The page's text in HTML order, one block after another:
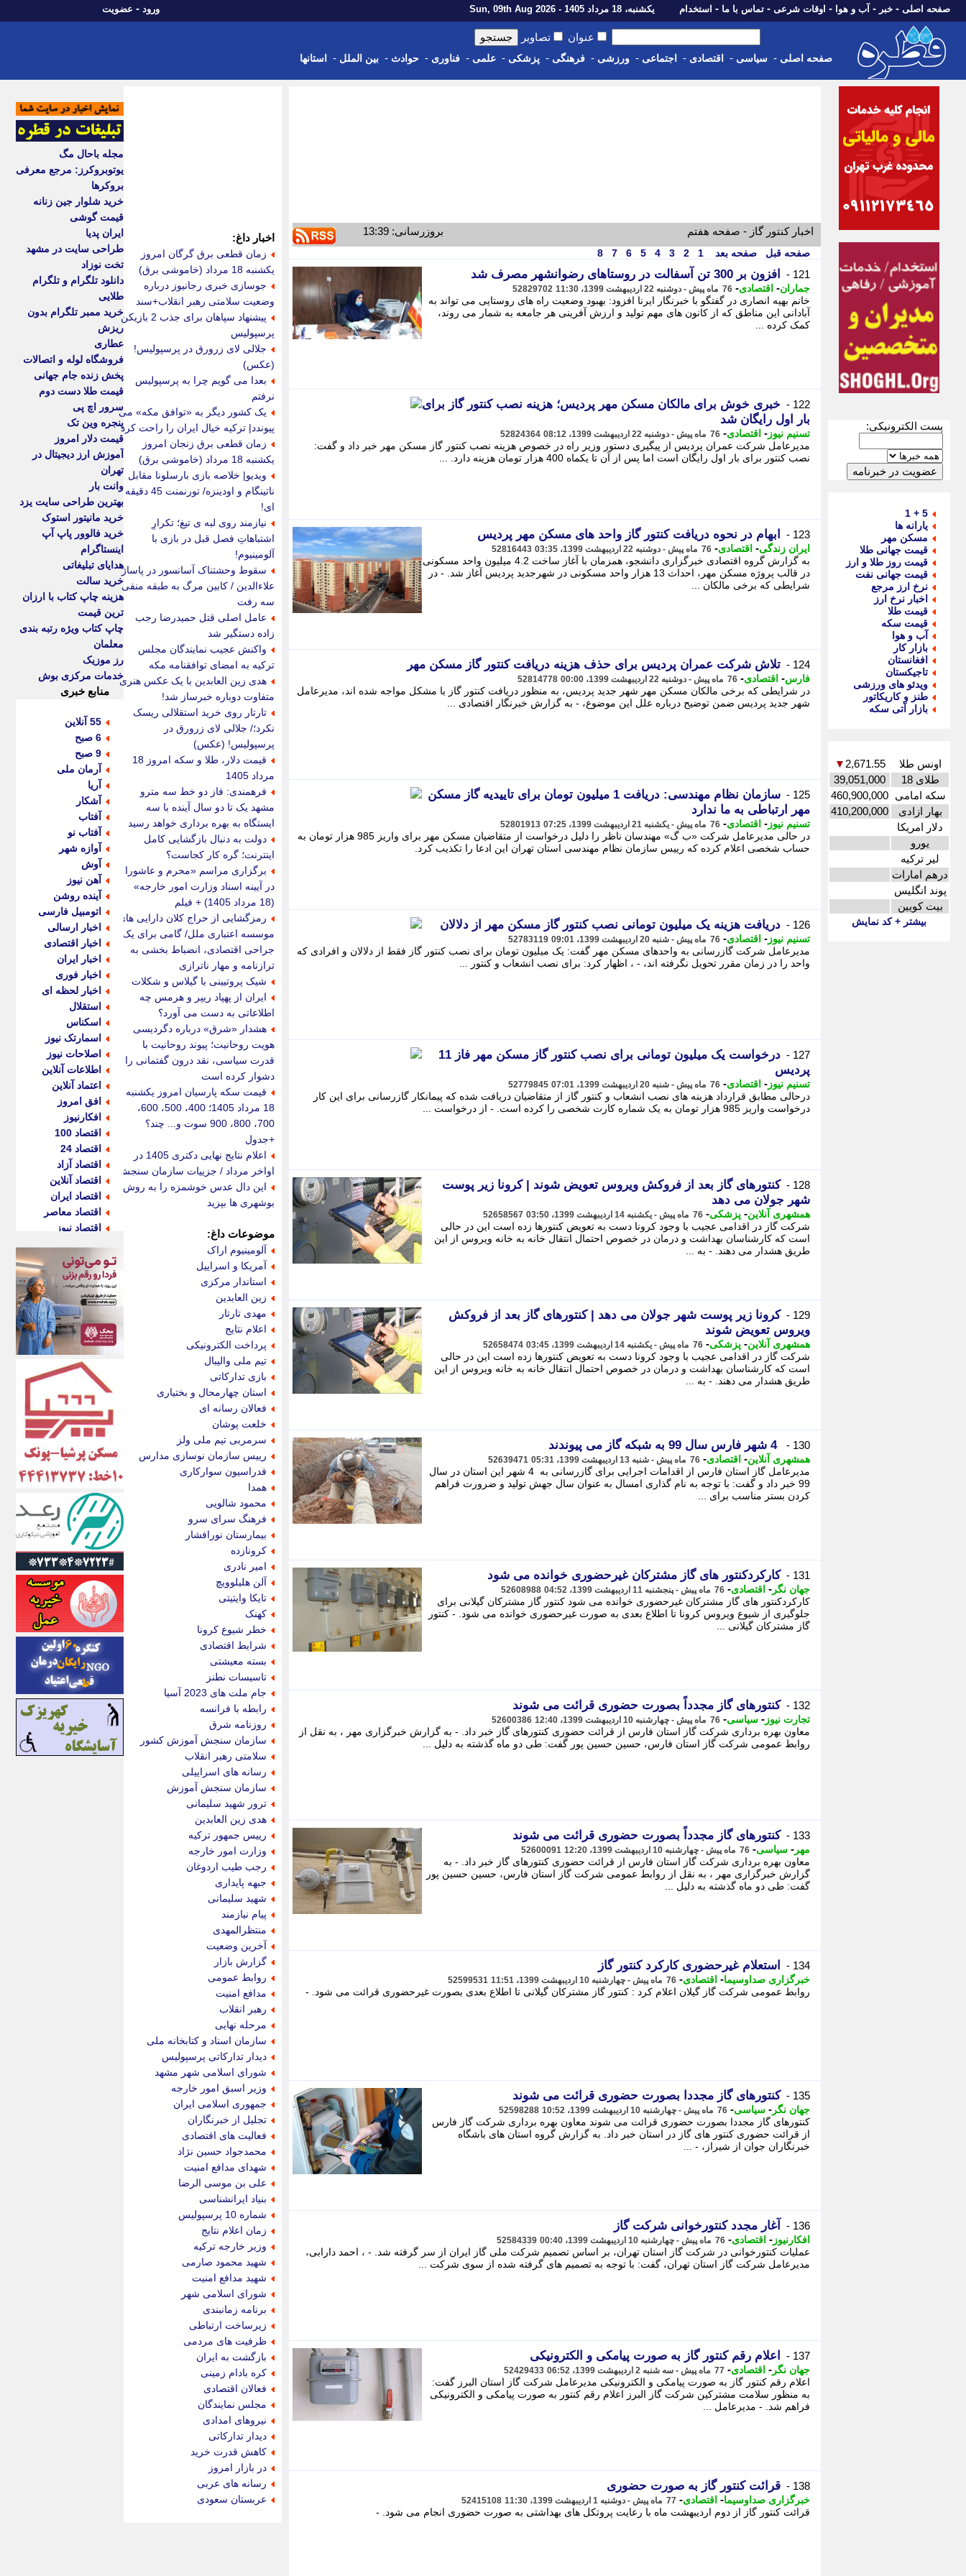
صفحه اصلی - خبر - آب و هوا - اوقات شرعی - تماس با ما - استخدام یکشنبه، 18 مرداد 1405 - Sun, 09th Aug 2026 ورود - عضویت
عنوان تصاویر
صفحه اصلی - سیاسی - اقتصادی - اجتماعی - ورزشی - فرهنگی - پزشکی - علمی - فناوری - حوادث - بین الملل - استانها
پست الکترونیکی:
5 + 1
یارانه ها
مسکن مهر
قیمت جهانی طلا
قیمت روز طلا و ارز
قیمت جهانی نفت
نرخ ارز مرجع
اخبار نرخ ارز
قیمت طلا
قیمت سکه
آب و هوا
بازار کار
افغانستان
تاجیکستان
ویدئو های ورزشی
طنز و کاریکاتور
بازار آتی سکه
اونس طلا 2,671.55
▼
طلای 18
39,051,000
سکه امامی 460,900,000
بهار ازادی
410,200,000
دلار امریکا
یورو
لیر ترکیه
درهم امارات
پوند انگلیس
بیت کویین
بیشتر + کد نمایش
اخبار کنتور گاز - صفحه هفتم بروزرسانی: 13:39
صفحه قبل صفحه بعد 1
2
3
4
5
6
7
8
121 - افزون بر 300 تن آسفالت در روستاهای رضوانشهر مصرف شد
جماران- اقتصادی- 76 ماه پیش - دوشنبه 22 اردیبهشت 1399، 11:30 52829702
خانم بهیه انصاری در گفتگو با خبرنگار ایرنا افزود: بهبود وضعیت راه های روستایی می تواند به
آبادانی این مناطق که از کانون های مهم تولید و ارزش آفرینی هر جامعه به شمار می روند،
کمک کرده ...
122 -
خبری خوش برای مالکان مسکن مهر پردیس؛ هزینه نصب کنتور گاز برای
بار اول رایگان شد
تسنیم نیوز - اقتصادی- 76 ماه پیش - دوشنبه 22 اردیبهشت 1399، 08:12 52824364
مدیرعامل شرکت عمران پردیس از پیگیری دستور وزیر راه در خصوص هزینه نصب کنتور گاز مسکن مهر خبر داد و گفت:
نصب کنتور برای بار اول رایگان است اما پس از آن تا یکماه 400 هزار تومان هزینه دارد. ...
123 - ابهام در نحوه دریافت کنتور گاز واحد های مسکن مهر پردیس
ایران زندگی- اقتصادی- 76 ماه پیش - دوشنبه 22 اردیبهشت 1399، 03:35 52816443
به گزارش گروه اقتصادی خبرگزاری دانشجو، همزمان با آغاز ساخت 4.2 میلیون واحد مسکونی
در قالب پروژه مسکن مهر، احداث 13 هزار واحد مسکونی در شهرجدید پردیس آغاز شد. - در
شرایطی که برخی مالکان ...
124 - تلاش شرکت عمران پردیس برای حذف هزینه دریافت کنتور گاز مسکن مهر
فارس- اقتصادی- 76 ماه پیش - دوشنبه 22 اردیبهشت 1399، 00:00 52814778
در شرایطی که برخی مالکان مسکن مهر شهر جدید پردیس، به منظور دریافت کنتور گاز با مشکل مواجه شده اند، مدیرعامل
شهر جدید پردیس ضمن توضیح درباره علل این موضوع، - به گزارش خبرنگار اقتصادی ...
125 -
سازمان نظام مهندسی: دریافت 1 میلیون تومان برای تاییدیه گاز مسکن
مهر ارتباطی به ما ندارد
تسنیم نیوز - اقتصادی- 76 ماه پیش - یکشنبه 21 اردیبهشت 1399، 07:25 52801913
در حالی مدیرعامل شرکت «ب گ» مهندسان ناظر را دلیل درخواست از متقاضیان مسکن مهر برای واریز 985 هزار تومان به
حساب شخصی اعلام کرده که رییس سازمان نظام مهندسی استان تهران این ادعا را تکذیب کرد.
126 - دریافت هزینه یک میلیون تومانی نصب کنتور گاز مسکن مهر از دلالان
تسنیم نیوز - اقتصادی- 76 ماه پیش - شنبه 20 اردیبهشت 1399، 09:01 52783119
مدیرعامل شرکت گازرسانی به واحدهای مسکن مهر گفت: یک میلیون تومان برای نصب کنتور گاز فقط از دلالان و افرادی که
واحد را در زمان مقرر تحویل نگرفته اند، - ، اظهار کرد: برای نصب انشعاب و کنتور ...
127 -
درخواست یک میلیون تومانی برای نصب کنتور گاز مسکن مهر فاز 11
پردیس
تسنیم نیوز - اقتصادی- 76 ماه پیش - شنبه 20 اردیبهشت 1399، 07:01 52779845
درحالی مطابق قرارداد هزینه های نصب انشعاب و کنتور گاز از متقاضیان دریافت شده که پیمانکار گازرسانی برای این کار
درخواست واریز 985 هزار تومان به یک شماره کارت شخصی را کرده است. - از درخواست ...
128 -
کنتورهای گاز بعد از فروکش ویروس تعویض شوند | کرونا زیر پوست
شهر جولان می دهد
همشهری آنلاین- پزشکی- 76 ماه پیش - یکشنبه 14 اردیبهشت 1399، 03:50 52658567
شرکت گاز در اقدامی عجیب با وجود کرونا دست به تعویض کنتورها زده است این در حالی
است که کارشناسان بهداشت و درمان در خصوص احتمال انتقال خانه به خانه ویروس از این
طریق هشدار می دهند. - به ...
129 -
کرونا زیر پوست شهر جولان می دهد | کنتورهای گاز بعد از فروکش
ویروس تعویض شوند
همشهری آنلاین- پزشکی- 76 ماه پیش - یکشنبه 14 اردیبهشت 1399، 03:45 52658474
شرکت گاز در اقدامی عجیب با وجود کرونا دست به تعویض کنتورها زده است این در حالی
است که کارشناسان بهداشت و درمان در خصوص احتمال انتقال خانه به خانه ویروس از این
طریق هشدار می دهند. - به ...
130 - 4 شهر فارس سال 99 به شبکه گاز می پیوندند
همشهری آنلاین- اقتصادی- 76 ماه پیش - شنبه 13 اردیبهشت 1399، 05:31 52639471
مدیرعامل گاز استان فارس از اقدامات اجرایی برای گازرسانی به 4 شهر این استان در سال
99 خبر داد و گفت: با توجه به نام گذاری امسال به عنوان سال جهش تولید و ضرورت فراهم
کردن بستر مناسب برای ...
131 - کارکردکنتور های گاز مشترکان غیرحضوری خوانده می شود
جهان نگر - اقتصادی- 76 ماه پیش - پنجشنبه 11 اردیبهشت 1399، 04:52 52608988
کارکردکنتور های گاز مشترکان غیرحضوری خوانده می شود کنتور گاز مشترکان گیلانی برای
جلوگیری از شیوع ویروس کرونا تا اطلاع بعدی به صورت غیرحضوری خوانده می شود. - کنتور
گاز مشترکان گیلانی ...
132 - کنتورهای گاز مجدداً بصورت حضوری قرائت می شوند
تجارت نیوز - سیاسی- 76 ماه پیش - چهارشنبه 10 اردیبهشت 1399، 12:40 52600386
معاون بهره برداری شرکت گاز استان فارس از قرائت حضوری کنتورهای گاز خبر داد. - به گزارش خبرگزاری مهر ، به نقل از
روابط عمومی شرکت گاز استان فارس، حسین حسین پور گفت: طی دو ماه گذشته به دلیل ...
133 - کنتورهای گاز مجدداً بصورت حضوری قرائت می شوند
مهر - سیاسی- 76 ماه پیش - چهارشنبه 10 اردیبهشت 1399، 12:20 52600091
معاون بهره برداری شرکت گاز استان فارس از قرائت حضوری کنتورهای گاز خبر داد. - به
گزارش خبرگزاری مهر ، به نقل از روابط عمومی شرکت گاز استان فارس، حسین حسین پور
گفت: طی دو ماه گذشته به دلیل ...
134 - استعلام غیرحضوری کارکرد کنتور گاز
خبرگزاری صداوسیما- اقتصادی- 76 ماه پیش - چهارشنبه 10 اردیبهشت 1399، 11:51 52599531
روابط عمومی شرکت گاز گیلان اعلام کرد : کنتور گاز مشترکان گیلانی تا اطلاع بعدی بصورت غیرحضوری قرائت می شود. -
135 - کنتورهای گاز مجددا بصورت حضوری قرائت می شوند
جهان نگر - سیاسی- 76 ماه پیش - چهارشنبه 10 اردیبهشت 1399، 10:52 52598288
کنتورهای گاز مجددا بصورت حضوری قرائت می شوند معاون بهره برداری شرکت گاز فارس
از قرائت حضوری کنتور های گاز در استان خبر داد. به گزارش گروه استان های باشگاه
خبرنگاران جوان از شیراز، - ...
136 - آغار مجدد کنتورخوانی شرکت گاز
افکارنیوز - اقتصادی- 76 ماه پیش - چهارشنبه 10 اردیبهشت 1399، 00:40 52584339
عملیات کنتورخوانی در شرکت گاز استان تهران، بر اساس تصمیم شرکت ملی گاز ایران از سر گرفته شد. - ، احمد دارابی،
مدیرعامل شرکت گاز استان تهران، گفت: با توجه به تصمیم های گرفته شده از سوی شرکت ...
137 - اعلام رقم کنتور گاز به صورت پیامکی و الکترونیکی
جهان نگر - اقتصادی- 77 ماه پیش - سه شنبه 2 اردیبهشت 1399، 06:52 52429433
اعلام رقم کنتور گاز به صورت پیامکی و الکترونیکی مدیرعامل شرکت گاز استان البرز گفت:
به منظور سلامت مشترکین شرکت گاز البرز اعلام رقم کنتور به صورت پیامکی و الکترونیکی
فراهم شد. - مدیرعامل ...
138 - قرائت کنتور گاز به صورت حضوری
خبرگزاری صداوسیما- اقتصادی- 77 ماه پیش - دوشنبه 1 اردیبهشت 1399، 11:30 52415108
قرائت کنتور گاز از دوم اردیبهشت ماه با رعایت پروتکل های بهداشتی به صورت حضوری انجام می شود. -
اخبار داغ:
زمان قطعی برق گرگان امروز
یکشنبه 18 مرداد (خاموشی برق)
جوسازی خبری رجانیوز درباره
وضعیت سلامتی رهبر انقلاب+سند
پیشنهاد سپاهان برای جذب 2 بازیکن
پرسپولیس
جلالی لای زرورق در پرسپولیس!
(عکس)
بعدا می گویم چرا به پرسپولیس
نرفتم
یک کشور دیگر به «توافق مکه» می
پیوندد| ترکیه خیال ایران را راحت کرد
زمان قطعی برق زنجان امروز
یکشنبه 18 مرداد (خاموشی برق)
ویدیو| خلاصه بازی بارسلونا مقابل
ناتینگام و اودینزه/ تورنمنت 45 دقیقه
ای!
نیازمند روی لبه ی تیغ؛ تکرارِ
اشتباهاتِ فصل قبل در بازی با
آلومینیوم!
سقوط وحشتناک آسانسور در پاساژ
علاءالدین / کابین مرگ به طبقه منفی
سه رفت
عامل اصلی قتل حمیدرضا رجب
زاده دستگیر شد
واکنش عجیب نمایندگان مجلس
ترکیه به امضای توافقنامه مکه
هدی زین العابدین با یک عکس هنری
متفاوت دوباره خبرساز شد!
تارتار روی خرید استقلالی ریسک
نکرد؛/ جلالی لای زرورق در
پرسپولیس! (عکس)
قیمت دلار، طلا و سکه امروز 18
مرداد 1405
فرهمندی: فاز دو خط سه مترو
مشهد یک تا دو سال آینده با سه
ایستگاه به بهره برداری خواهد رسید
دولت به دنبال بازگشایی کامل
اینترنت؛ گره کار کجاست؟
برگزاری مراسم «محرم و عاشورا
در آیینه اسناد وزارت امور خارجه»
(18 مرداد 1405) + فیلم
رمزگشایی از حراج کلان دارایی های
موسسه اعتباری ملل/ گامی برای یک
جراحی اقتصادی، انضباط بخشی به
ترازنامه و مهار ناترازی
شیک پروتیینی با گیلاس و شکلات
ایران از پهپاد ریپر و هرمس چه
اطلاعاتی به دست می آورد؟
هشدار «شرق» درباره دگردیسی
هویت روحانیت؛ پیوند روحانیت با
قدرت سیاسی، نقد درون گفتمانی را
دشوار کرده است
قیمت سکه پارسیان امروز یکشنبه
18 مرداد 1405؛ 400، 500، 600،
700، 800، 900 سوت و... چند؟
+جدول
اعلام نتایج نهایی دکتری 1405 در
اواخر مرداد / جزییات سازمان سنجش
این دال عدس خوشمزه را به روش
بوشهری ها بپزید
موضوعات داغ:
آلومینیوم اراک
آمریکا و اسراییل
استاندار مرکزی
زین العابدین
مهدی تارتار
اعلام نتایج
پرداخت الکترونیکی
تیم ملی والیبال
بازی تدارکاتی
استان چهارمحال و بختیاری
فعالان رسانه ای
خلعت پوشان
سرمربی تیم ملی ولز
رییس سازمان نوسازی مدارس
فدراسیون سوارکاری
همدا
محمود شالویی
فرهنگ سرای سرو
بیمارستان نورافشار
کرونازده
امیر نادری
آلن هلیلوویچ
تایکا وایتیتی
کهنک
خطر شیوع کرونا
شرایط اقتصادی
بسته معیشتی
تاسیسات نطنز
جام ملت های 2023 آسیا
رابطه با فرانسه
روزنامه شرق
سازمان سنجش آموزش کشور
سلامتی رهبر انقلاب
رسانه های اسراییلی
سازمان سنجش آموزش
ترور شهید سلیمانی
هدی زین العابدین
رییس جمهور ترکیه
وزارت امور خارجه
رجب طیب اردوغان
جبهه پایداری
شهید سلیمانی
پیام نیازمند
منتظرالمهدی
آخرین وضعیت
گزارش بازار
روابط عمومی
مدافع امنیت
رهبر انقلاب
مرحله نهایی
سازمان اسناد و کتابخانه ملی
دیدار تدارکاتی پرسپولیس
شورای اسلامی شهر مشهد
وزیر اسبق امور خارجه
جمهوری اسلامی ایران
تجلیل از خبرنگاران
فعالیت های اقتصادی
محمدجواد حسین نژاد
شهدای مدافع امنیت
علی بن موسی الرضا
بنیاد ایرانشناسی
شماره 10 پرسپولیس
زمان اعلام نتایج
وزیر خارجه ترکیه
شهید محمود صارمی
شهید مدافع امنیت
شورای اسلامی شهر
برنامه زمانبندی
زیرساخت ارتباطی
ظرفیت های مردمی
بازگشت به ایران
کره بادام زمینی
فعالان اقتصادی
مجلس نمایندگان
نیروهای امدادی
دیدار تدارکاتی
کاهش قدرت خرید
در بازار امروز
رسانه های عربی
عربستان سعودی
مجله باحال مگ
یوتوبروکرز: مرجع معرفی
بروکرها
خرید شلوار جین زنانه
قیمت گوشی
ایران پدیا
طراحی سایت در مشهد
تخت نوزاد
دانلود تلگرام و تلگرام
طلایی
خرید ممبر تلگرام بدون
ریزش
عطاری
فروشگاه لوله و اتصالات
پخش زنده جام جهانی
قیمت طلا دست دوم
سرور اچ پی
پنجره وین تک
قیمت دلار امروز
آموزش ارز دیجیتال در
تهران
وانت بار
بهترین طراحی سایت یزد
خرید مانیتور استوک
خرید فالوور پاپ آپ
اینستاگرام
هدایای تبلیغاتی
خرید سالت
هزینه چاپ کتاب با ارزان
ترین قیمت
چاپ کتاب ویژه رتبه بندی
معلمان
رز موزیک
خدمات مرکزی بوش
منابع خبری
55 آنلاین
6 صبح
9 صبح
آرمان ملی
آریا
آشکار
آفتاب
آفتاب نو
آوازه شهر
آوش
آهن نیوز
آینده روشن
اتومبیل فارسی
اخبار ارسالی
اخبار اقتصادی
اخبار ایران
اخبار فوری
اخبار لحظه ای
استقلال
اسکناس
اسمارتک نیوز
اصلاحات نیوز
اطلاعات آنلاین
اعتماد آنلاین
افق امروز
افکارنیوز
اقتصاد 100
اقتصاد 24
اقتصاد آزاد
اقتصاد آنلاین
اقتصاد ایران
اقتصاد معاصر
اقتصاد نیوز
اکوفارس
اکونگار
اکونیوز
الف
انتشار آنلاین
اندیشه قرن
اندیشه معاصر
اندیشه ها
انرژی پرس
ای استخدام
ایتنا
ایراف
ایران آرت
ایران آنلاین
ایران زندگی
ایران فوری
ایرانی روز
ایرانیتال
ایرنا
ایسکانیوز
ایسنا
ایکنا
ایلنا
اینتیتر
ایونا نیوز
بازتاب آنلاین
باشگاه خبرنگاران
باغستان نیوز
بامبوک
ببین و بخون
بدینسان
بنکر